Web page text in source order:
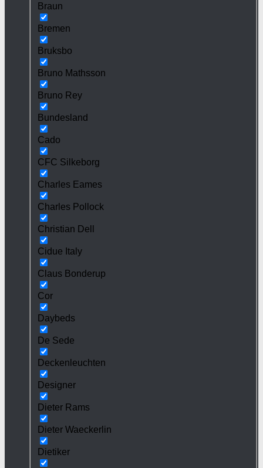
Braun
Bremen
Bruksbo
Bruno Mathsson
Bruno Rey
Bundesland
Cado
CFC Silkeborg
Charles Eames
Charles Pollock
Christian Dell
Cidue Italy
Claus Bonderup
Cor
Daybeds
De Sede
Deckenleuchten
Designer
Dieter Rams
Dieter Waeckerlin
Dietiker